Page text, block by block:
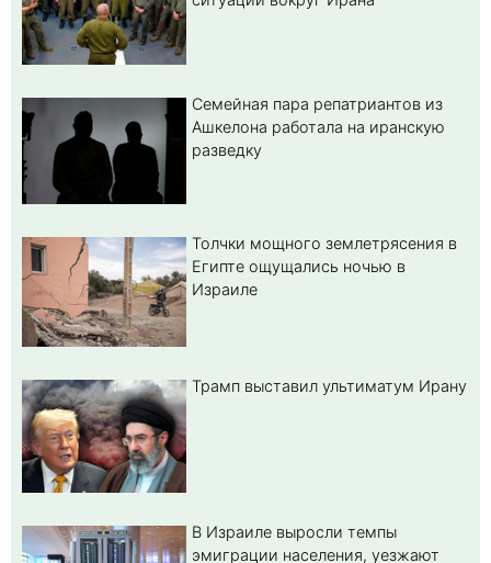
Семейная пара репатриантов из
Ашкелона работала на иранскую
разведку
Толчки мощного землетрясения в
Египте ощущались ночью в
Израиле
Трамп выставил ультиматум Ирану
В Израиле выросли темпы
эмиграции населения, уезжают